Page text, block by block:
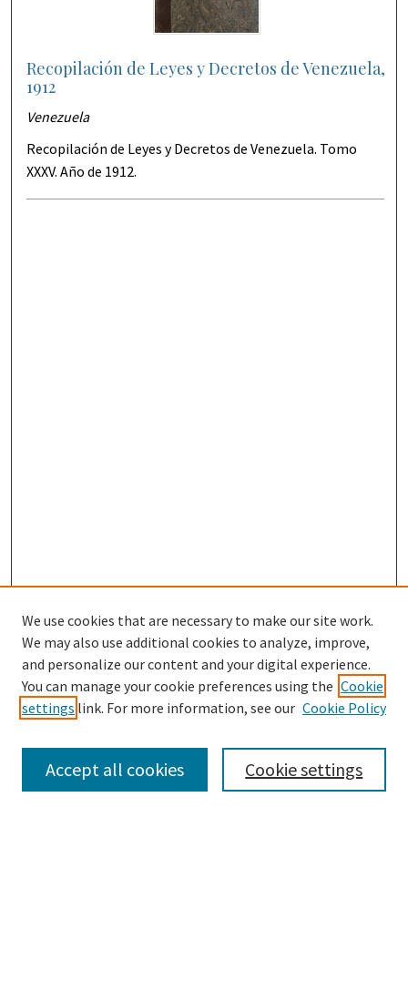
Recopilación de Leyes y Decretos de Venezuela,
1912
Venezuela
Recopilación de Leyes y Decretos de Venezuela. Tomo
XXXV. Año de 1912.
Enter search terms:
We use cookies that are necessary to make our site work.
We may also use additional cookies to analyze, improve,
and personalize our content and your digital experience.
You can manage your cookie preferences using the Cookie
settings link. For more information, see our Cookie Policy
Cookie settings
Accept all cookies